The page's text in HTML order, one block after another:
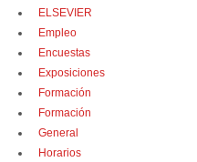
ELSEVIER
Empleo
Encuestas
Exposiciones
Formación
Formación
General
Horarios